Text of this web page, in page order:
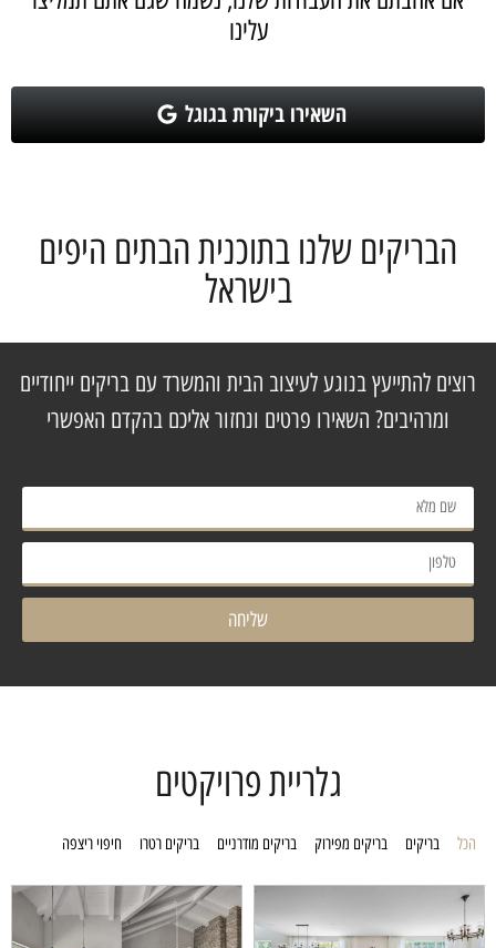
עלינו
השאירו ביקורת בגוגל
הבריקים שלנו בתוכנית הבתים היפים
בישראל
רוצים להתייעץ בנוגע לעיצוב הבית והמשרד עם בריקים ייחודיים
ומרהיבים? השאירו פרטים ונחזור אליכם בהקדם האפשרי
שליחה
גלריית פרויקטים
בריקים בריקים מפירוק בריקים מודרניים בריקים רטרו חיפוי ריצפה הכל